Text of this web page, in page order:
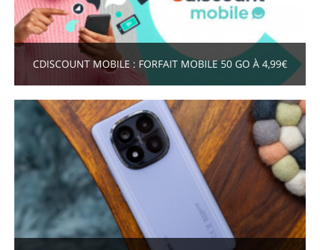
CDISCOUNT MOBILE : FORFAIT MOBILE 50 GO À 4,99€